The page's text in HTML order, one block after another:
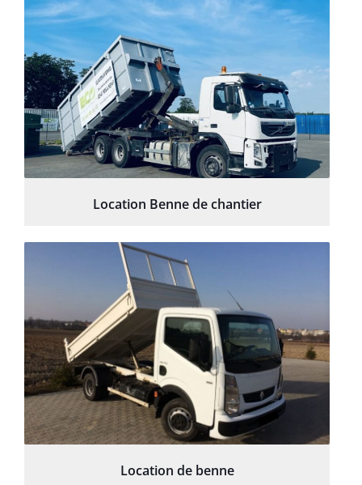
Location Benne de chantier
Location de benne